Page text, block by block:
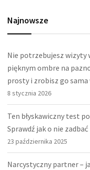
Najnowsze
Nie potrzebujesz wizyty
pięknym ombre na
prosty i zrobisz go sama
8 stycznia 2026
Ten błyskawiczny test
Sprawdź jak o nie zadbać
23 października 2025
Narcystyczny partner –